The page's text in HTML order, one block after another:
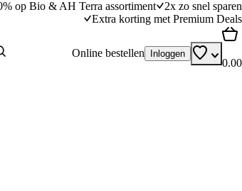
op Bio & AH Terra assortiment
2x zo snel sparen
Extra korting met Premium Deals
Online bestellen Inloggen
0.00